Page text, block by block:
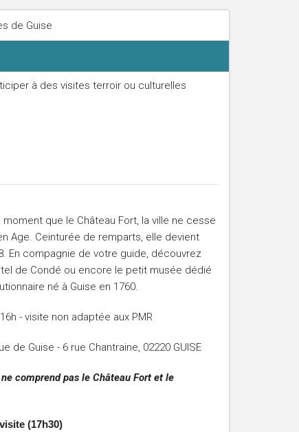
de Guise
à des visites terroir ou culturelles
que le Château Fort, la ville ne cesse
Age. Ceinturée de remparts, elle devient
En compagnie de votre guide, découvrez
de Condé ou encore le petit musée dédié
né à Guise en 1760.
- visite non adaptée aux PMR
de Guise - 6 rue Chantraine, 02220 GUISE
comprend pas le Château Fort et le
(17h30)